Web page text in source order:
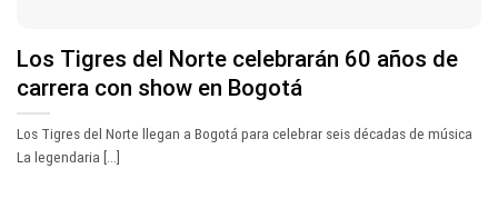
Los Tigres del Norte celebrarán 60 años de
carrera con show en Bogotá
Los Tigres del Norte llegan a Bogotá para celebrar seis décadas de música
La legendaria [...]